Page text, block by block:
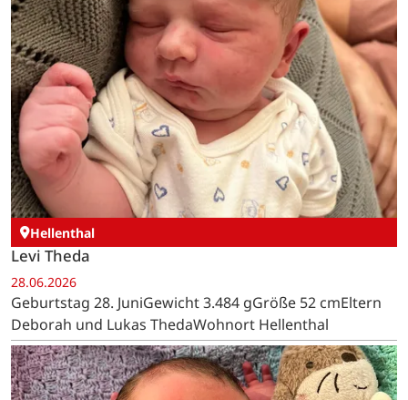
Hellenthal
Levi Theda
28.06.2026
Geburtstag 28. JuniGewicht 3.484 gGröße 52 cmEltern
Deborah und Lukas ThedaWohnort Hellenthal